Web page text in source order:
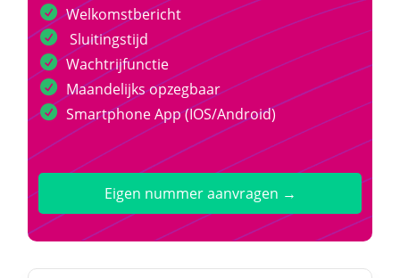
Welkomstbericht
Sluitingstijd
Wachtrijfunctie
Maandelijks opzegbaar
Smartphone App (IOS/Android)
Eigen nummer aanvragen →